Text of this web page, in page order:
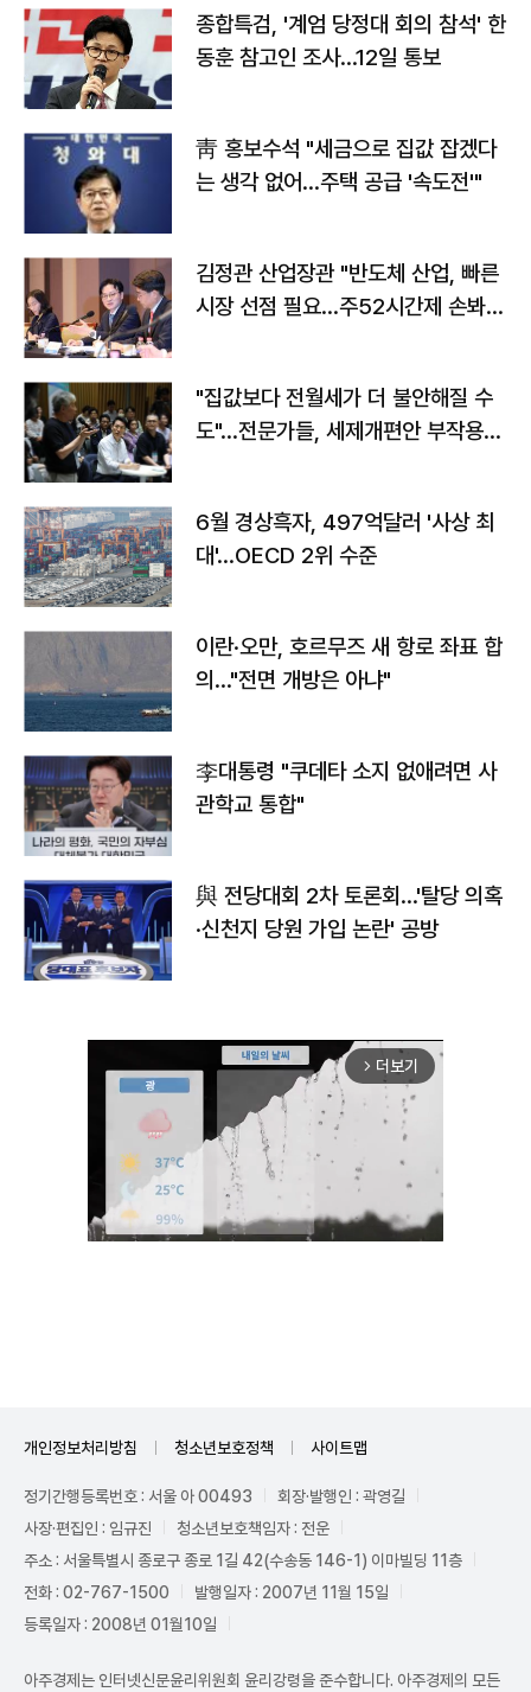
종합특검, '계엄 당정대 회의 참석' 한
동훈 참고인 조사...12일 통보
靑 홍보수석 "세금으로 집값 잡겠다
는 생각 없어…주택 공급 '속도전'"
김정관 산업장관 "반도체 산업, 빠른
시장 선점 필요…주52시간제 손봐
"집값보다 전월세가 더 불안해질 수
도"…전문가들, 세제개편안 부작용
6월 경상흑자, 497억달러 '사상 최
대'…OECD 2위 수준
이란·오만, 호르무즈 새 항로 좌표 합
의…"전면 개방은 아냐"
李대통령 "쿠데타 소지 없애려면 사
관학교 통합"
與 전당대회 2차 토론회…'탈당 의혹
·신천지 당원 가입 논란' 공방
arrow_forward_ios 더보기
개인정보처리방침 청소년보호정책 사이트맵
정기간행등록번호 : 서울 아 00493
회장·발행인 : 곽영길
사장·편집인 : 임규진
청소년보호책임자 : 전운
주소 : 서울특별시 종로구 종로 1길 42(수송동 146-1) 이마빌딩 11층
전화 : 02-767-1500
발행일자 : 2007년 11월 15일
등록일자 : 2008년 01월10일
아주경제는 인터넷신문윤리위원회 윤리강령을 준수합니다. 아주경제의 모든